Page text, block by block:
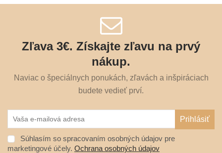
Zľava 3€. Získajte zľavu na prvý
nákup.
Naviac o špeciálnych ponukách, zľavách a inšpiráciach
budete vedieť prví.
Súhlasím so spracovaním osobných údajov pre
marketingové účely. Ochrana osobných údajov